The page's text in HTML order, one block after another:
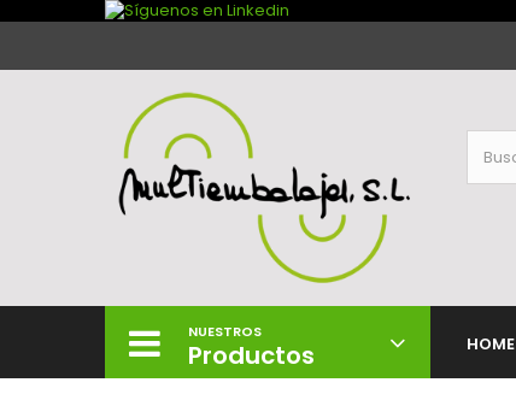
NUESTROS
Productos HOME